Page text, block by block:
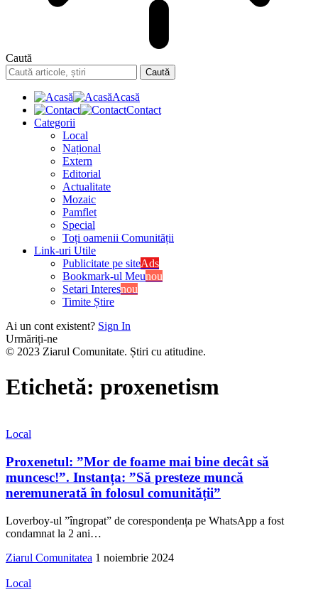
Caută
Acasă
Contact
Categorii
Local
Național
Extern
Editorial
Actualitate
Mozaic
Pamflet
Special
Toți oamenii Comunității
Link-uri Utile
Publicitate pe siteAds
Bookmark-ul Meunou
Setari Interesnou
Timite Știre
Ai un cont existent? Sign In
Urmăriți-ne
© 2023 Ziarul Comunitate. Știri cu atitudine.
Etichetă: proxenetism
Local
Proxenetul: ”Mor de foame mai bine decât să
muncesc!”. Instanța: ”Să presteze muncă
neremunerată în folosul comunității”
Loverboy-ul ”îngropat” de corespondența pe WhatsApp a fost
condamnat la 2 ani…
Ziarul Comunitatea 1 noiembrie 2024
Local